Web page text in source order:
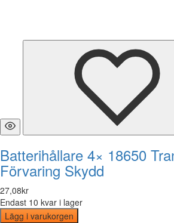
Batterihållare 4× 18650
Förvaring Skydd
27,08kr
Endast 10 kvar i lager
Lägg i varukorgen